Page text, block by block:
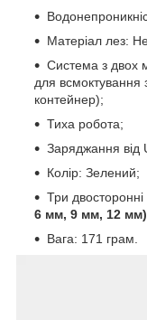
Матеріал лез:
Система з двох
для всмоктування
контейнер);
Тиха робота;
Заряджання від
Колір: Зелений;
Три
6 мм, 9 мм, 12 мм)
Вага: 171 грам.